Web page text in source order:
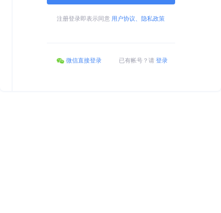
注册登录即表示同意 用户协议、隐私政策
微信直接登录 已有帐号？请 登录